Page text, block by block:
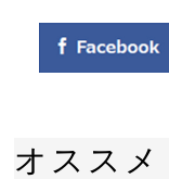
オススメ